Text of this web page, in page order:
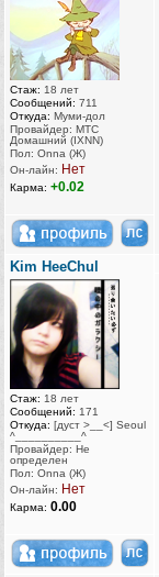
Стаж: 18 лет
Сообщений: 711
Откуда: Муми-дол
Провайдер: МТС
Домашний (IXNN)
Пол: Onna (Ж)
Он-лайн: Нет
Карма: +0.02
Kim HeeChul
Стаж: 18 лет
Сообщений: 171
Откуда: [дуст >__<] Seoul
^__________^
Провайдер: Не
определен
Пол: Onna (Ж)
Он-лайн: Нет
Карма: 0.00